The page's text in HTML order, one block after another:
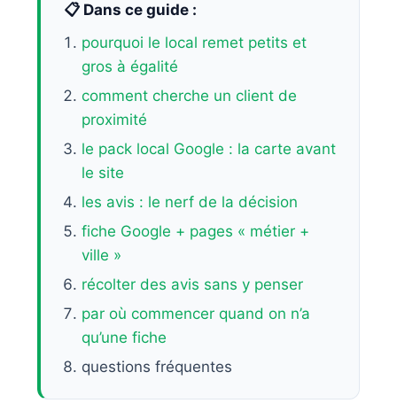
📋 Dans ce guide :
pourquoi le local remet petits et
gros à égalité
comment cherche un client de
proximité
le pack local Google : la carte avant
le site
les avis : le nerf de la décision
fiche Google + pages « métier +
ville »
récolter des avis sans y penser
par où commencer quand on n’a
qu’une fiche
questions fréquentes